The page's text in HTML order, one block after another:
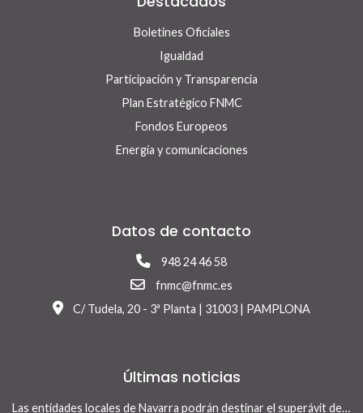
Boletines Oficiales
Igualdad
Participación y Transparencia
Plan Estratégico FNMC
Fondos Europeos
Energía y comunicaciones
Datos de contacto
948 24 46 58
fnmc@fnmc.es
C/ Tudela, 20 - 3ª Planta | 31003 | PAMPLONA
Últimas noticias
Las entidades locales de Navarra podrán destinar el superávit de 2025 a inversiones financieramente sostenibles tras la aprobación del Real Decreto-ley 13/2026